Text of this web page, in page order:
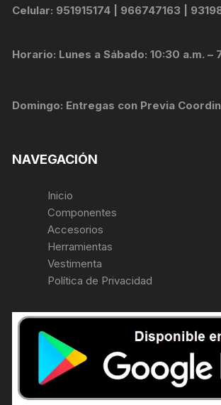
Celular: 951915174 | 966747163 |
Horario: Lunes a Sábado: 10:30 a.m. –
Domingo: Entregas con Previa
NAVEGACIÓN
Inicio
Componentes
Accesorios
Herramientas
Vestimenta
Política de Privacidad